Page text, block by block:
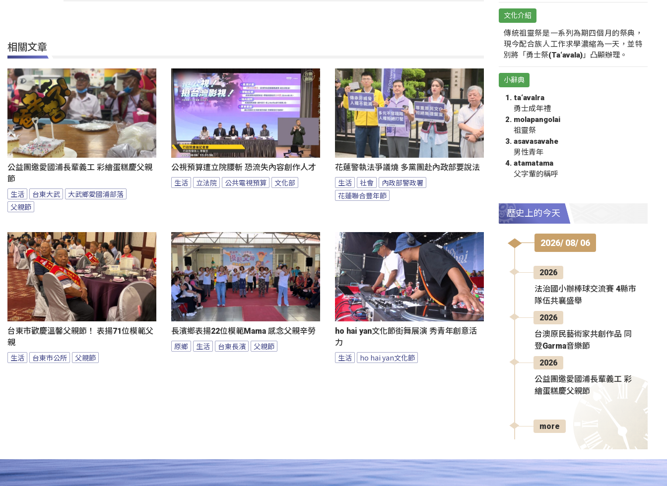
相關文章
公益團邀愛國浦長輩義工 彩繪蛋糕慶父親
節
生活 台東大武
大武鄉愛國浦部落
父親節
公視預算遭立院腰斬 恐流失內容創作人才
生活 立法院 公共電視預算 文化部
花蓮警執法爭議燒 多黨團赴內政部要說法
生活 社會
內政部警政署
花蓮聯合豐年節
台東市歡慶溫馨父親節！ 表揚71位模範父
親
生活 台東市公所 父親節
長濱鄉表揚22位模範Mama 感念父親辛勞
原鄉 生活 台東長濱 父親節
ho hai yan文化節街舞展演 秀青年創意活
力
生活 ho hai yan文化節
文化介紹
傳統祖靈祭是一系列為期四個月的祭典，
現今配合族人工作求學濃縮為一天，並特
別將「勇士祭(Ta‘avala)」凸顯辦理。
小辭典
ta‘avalra
勇士成年禮
molapangolai
祖靈祭
asavasavahe
男性青年
atamatama
父字輩的稱呼
歷史上的今天
2026/ 08/ 06
2026
法治國小辦棒球交流賽 4縣市
隊伍共襄盛舉
2026
台澳原民藝術家共創作品 同
登Garma音樂節
2026
公益團邀愛國浦長輩義工 彩
繪蛋糕慶父親節
more